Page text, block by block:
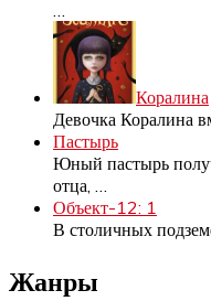
Коралина
Девочка Коралина
Пастырь
Юный пастырь
отца,
Объект-12: 1
В столичных
Жанры